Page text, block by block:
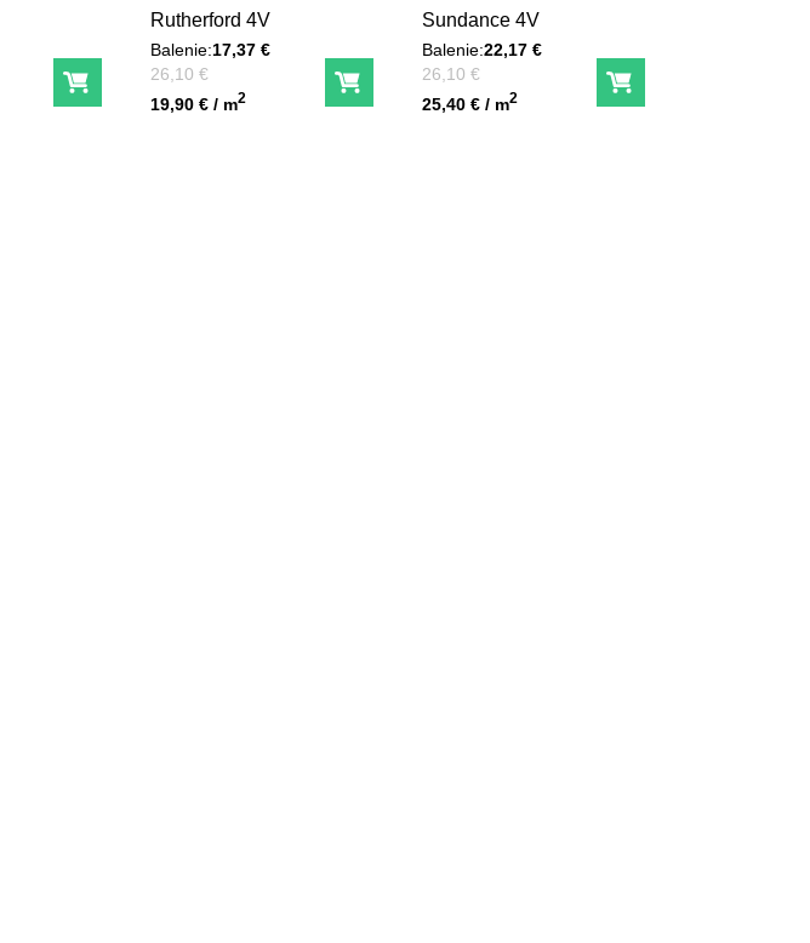
Do košíka
Rutherford 4V
Balenie:17,37 €
Pred zľavou:
26,10 €
Unit price
19,90 € / m2 Do košíka
Sundance 4V
Balenie:22,17 €
Pred zľavou:
26,10 €
Unit price
25,40 € / m2 Do košíka